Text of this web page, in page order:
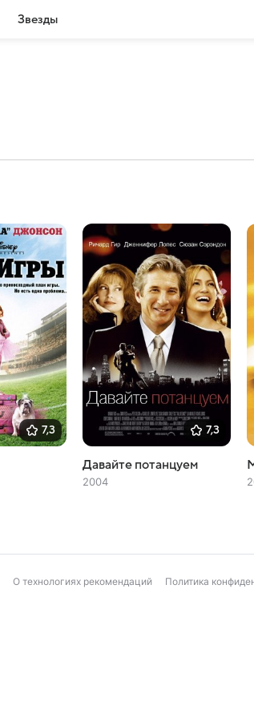
Звезды
7,3 7,3
Давайте потанцуем
2004
О технологиях рекомендаций Политика